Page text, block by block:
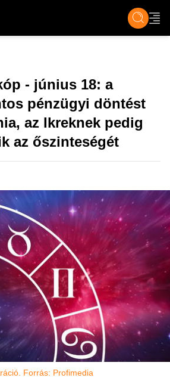
ÉLET TECH &
- június 18: a
pénzügyi döntést
az Ikreknek pedig
az őszinteségét
Forrás: Profimedia